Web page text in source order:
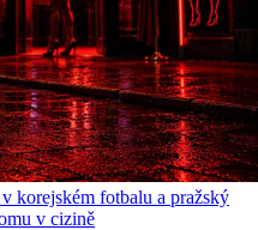
korejském fotbalu a pražský
v cizině